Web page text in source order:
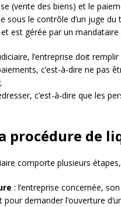
(vente des biens) et le
sous le contrôle d’un juge
est gérée par un
l’entreprise doit
c’est-à-dire ne pas
c’est-à-dire que les
procédure de
comporte plusieurs
: l’entreprise concernée,
demander l’ouverture